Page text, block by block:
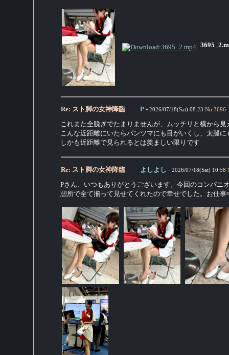
Re: スト脚の女神降臨 P - 2026/07/18(Sat) 08:23 No.3696
これまた全脱ぎでたまりませんが、ムッチリと横から
こんな近距離にいたらパンツマにも目がいくし、太腿
しかも近距離で見られるとは羨ましい限りです
Re: スト脚の女神降臨 よしよし - 2026/07/18(Sat) 10:58
Pさん、いつもありがとうございます。今回のコンパニ
憩所で全て揃って見せてくれたので幸せでした。お仕事